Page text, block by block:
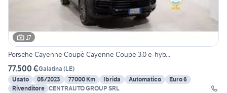
17
Porsche Cayenne Coupè Cayenne Coupe 3.0 e-hyb...
77.500 €Galatina (LE)
Usato
05/2023 77000 Km Ibrida Automatico
Euro 6
Rivenditore CENTRAUTO GROUP SRL